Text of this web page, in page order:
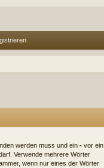
werden muss und ein - vor ein
Verwende mehrere Wörter
wenn nur eines der Wörter